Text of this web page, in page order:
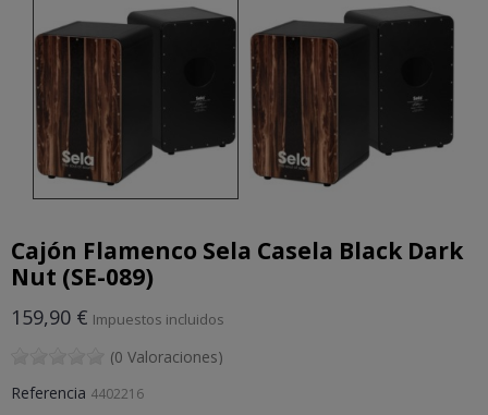
Cajón Flamenco Sela Casela Black Dark
Nut (SE-089)
159,90 € Impuestos incluidos
(0 Valoraciones)
Referencia 4402216